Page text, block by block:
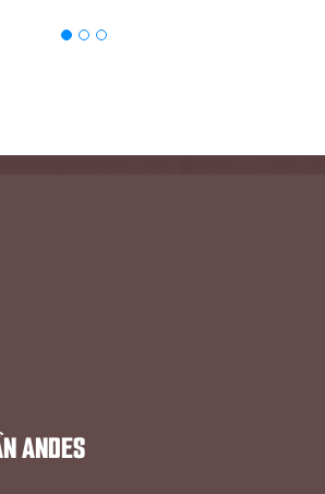
ANDES